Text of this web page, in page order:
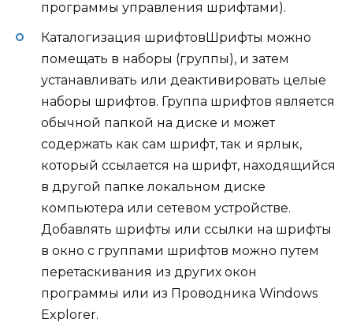
программы управления шрифтами).
Каталогизация шрифтовШрифты можно
помещать в наборы (группы), и затем
устанавливать или деактивировать целые
наборы шрифтов. Группа шрифтов является
обычной папкой на диске и может
содержать как сам шрифт, так и ярлык,
который ссылается на шрифт, находящийся
в другой папке локальном диске
компьютера или сетевом устройстве.
Добавлять шрифты или ссылки на шрифты
в окно с группами шрифтов можно путем
перетаскивания из других окон
программы или из Проводника Windows
Explorer.